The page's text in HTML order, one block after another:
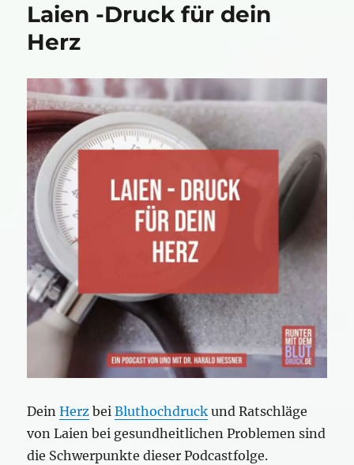
Laien -Druck für dein
Herz
DeinHerz beiBluthochdruck und Ratschläge
von Laien bei gesundheitlichen Problemen sind
die Schwerpunkte dieser Podcastfolge.